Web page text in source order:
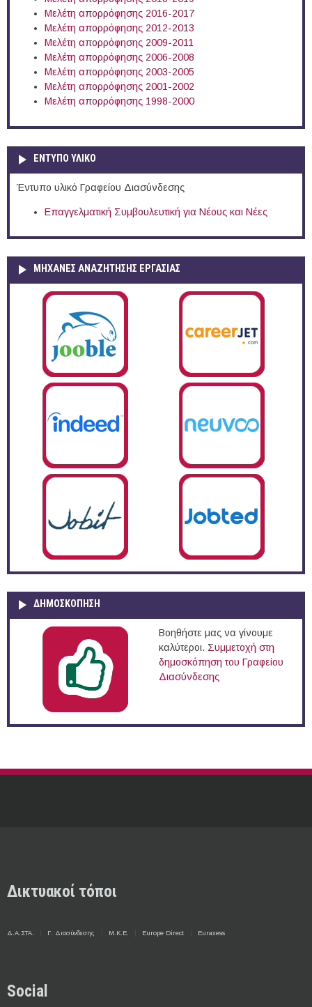
Μελέτη απορρόφησης 2016-2017
Μελέτη απορρόφησης 2012-2013
Μελέτη απορρόφησης 2009-2011
Μελέτη απορρόφησης 2006-2008
Μελέτη απορρόφησης 2003-2005
Μελέτη απορρόφησης 2001-2002
Μελέτη απορρόφησης 1998-2000
ΕΝΤΥΠΟ ΥΛΙΚΟ
Έντυπο υλικό Γραφείου Διασύνδεσης
Επαγγελματική Συμβουλευτική για Νέους και Νέες
ΜΗΧΑΝΕΣ ΑΝΑΖΗΤΗΣΗΣ ΕΡΓΑΣΙΑΣ
ΔΗΜΟΣΚΌΠΗΣΗ
Βοηθήστε μας να γίνουμε
καλύτεροι. Συμμετοχή στη
δημοσκόπηση του Γραφείου
Διασύνδεσης
Δικτυακοί τόποι
Δ.Α.ΣΤΑ. Γ. Διασύνδεσης Μ.Κ.Ε. Europe Direct Euraxess
Social